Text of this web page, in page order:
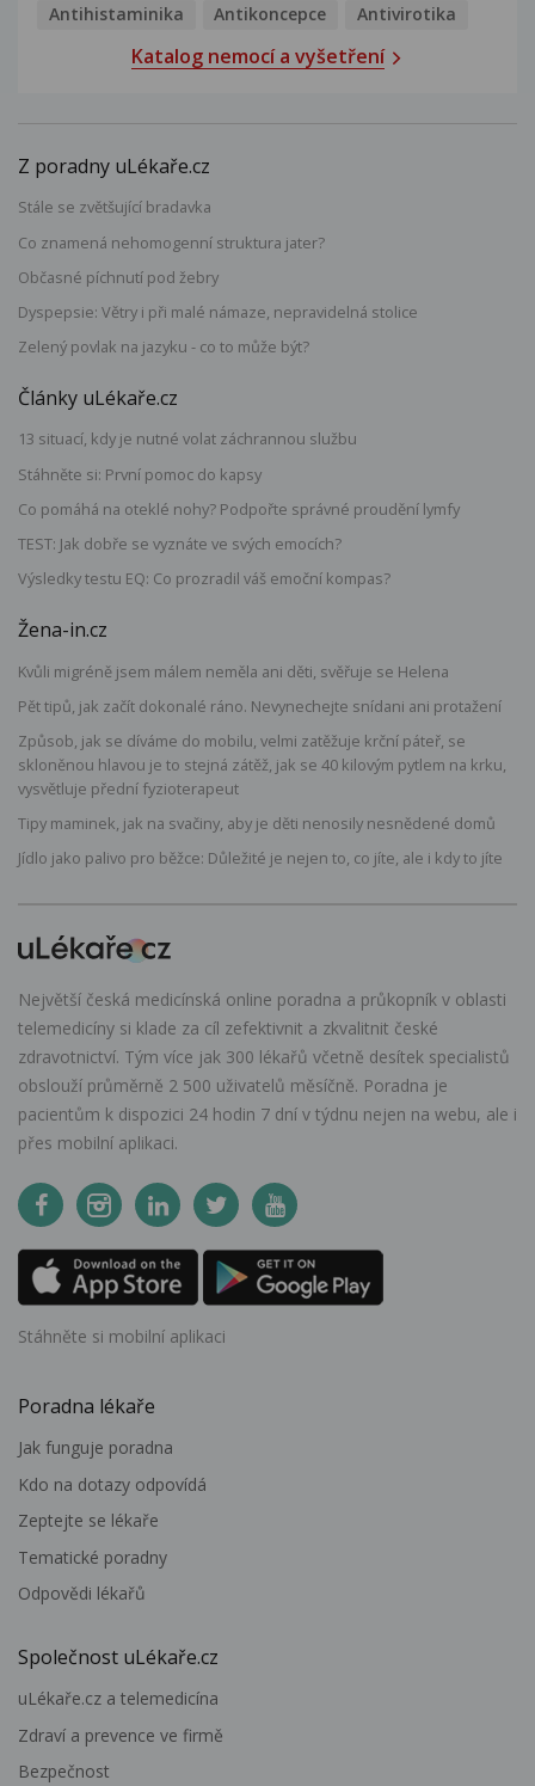
Antihistaminika
Antikoncepce Antivirotika
Katalog nemocí a vyšetření
Z poradny uLékaře.cz
Stále se zvětšující bradavka
Co znamená nehomogenní struktura jater?
Občasné píchnutí pod žebry
Dyspepsie: Větry i při malé námaze, nepravidelná stolice
Zelený povlak na jazyku - co to může být?
Články uLékaře.cz
13 situací, kdy je nutné volat záchrannou službu
Stáhněte si: První pomoc do kapsy
Co pomáhá na oteklé nohy? Podpořte správné proudění lymfy
TEST: Jak dobře se vyznáte ve svých emocích?
Výsledky testu EQ: Co prozradil váš emoční kompas?
Žena-in.cz
Kvůli migréně jsem málem neměla ani děti, svěřuje se Helena
Pět tipů, jak začít dokonalé ráno. Nevynechejte snídani ani protažení
Způsob, jak se díváme do mobilu, velmi zatěžuje krční páteř, se
skloněnou hlavou je to stejná zátěž, jak se 40 kilovým pytlem na krku,
vysvětluje přední fyzioterapeut
Tipy maminek, jak na svačiny, aby je děti nenosily nesnědené domů
Jídlo jako palivo pro běžce: Důležité je nejen to, co jíte, ale i kdy to jíte
Největší česká medicínská online poradna a průkopník v oblasti
telemedicíny si klade za cíl zefektivnit a zkvalitnit české
zdravotnictví. Tým více jak 300 lékařů včetně desítek specialistů
obslouží průměrně 2 500 uživatelů měsíčně. Poradna je
pacientům k dispozici 24 hodin 7 dní v týdnu nejen na webu, ale i
přes mobilní aplikaci.
Stáhněte si mobilní aplikaci
Poradna lékaře
Jak funguje poradna
Kdo na dotazy odpovídá
Zeptejte se lékaře
Tematické poradny
Odpovědi lékařů
Společnost uLékaře.cz
uLékaře.cz a telemedicína
Zdraví a prevence ve firmě
Bezpečnost